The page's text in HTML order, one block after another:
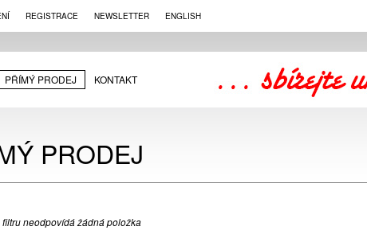
REGISTRACE NEWSLETTER ENGLISH
PŘÍMÝ PRODEJ KONTAKT
PRODEJ
neodpovídá žádná položka